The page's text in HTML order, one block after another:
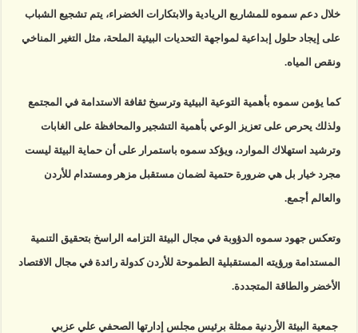
خلال دعم سموه للمشاريع الريادية والابتكارات الخضراء، يتم تشجيع الشباب
على إيجاد حلول إبداعية لمواجهة التحديات البيئية الملحة، مثل التغير المناخي
ونقص المياه.
كما يؤمن سموه بأهمية التوعية البيئية وترسيخ ثقافة الاستدامة في المجتمع
ولذلك يحرص على تعزيز الوعي بأهمية التشجير والمحافظة على الغابات
وترشيد استهلاك الموارد، ويؤكد سموه باستمرار على أن حماية البيئة ليست
مجرد خيار بل هي ضرورة حتمية لضمان مستقبل مزهر ومستدام للأردن
والعالم أجمع.
وتعكس جهود سموه الدؤوبة في مجال البيئة التزامه الراسخ بتحقيق التنمية
المستدامة ورؤيته المستقبلية الطموحة للأردن كدولة رائدة في مجال الاقتصاد
الأخضر والطاقة المتجددة.
جمعية البيئة الأردنية ممثلة برئيس مجلس إدارتها الصحفي علي عزبي